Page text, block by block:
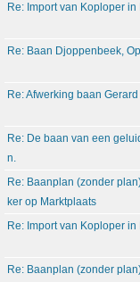
Re: Import van Koploper in
Re: Baan Djoppenbeek,
Re: Afwerking baan Gerard
Re: De baan van een
n.
Re: Baanplan (zonder
ker op Marktplaats
Re: Import van Koploper in
Re: Baanplan (zonder